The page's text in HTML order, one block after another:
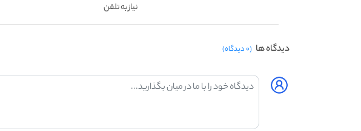
نیاز به تلفن
دیدگاه ها (۰ دیدگاه)